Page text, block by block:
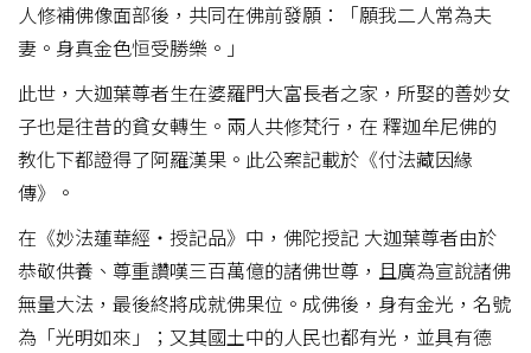
人修補佛像面部後，共同在佛前發願：「願我二人常為夫
妻。身真金色恒受勝樂。」
此世，大迦葉尊者生在婆羅門大富長者之家，所娶的善妙女
子也是往昔的貧女轉生。兩人共修梵行，在 釋迦牟尼佛的
教化下都證得了阿羅漢果。此公案記載於《付法藏因緣
傳》。
在《妙法蓮華經‧授記品》中，佛陀授記 大迦葉尊者由於
恭敬供養、尊重讚嘆三百萬億的諸佛世尊，且廣為宣說諸佛
無量大法，最後終將成就佛果位。成佛後，身有金光，名號
為「光明如來」；又其國土中的人民也都有光，並具有德